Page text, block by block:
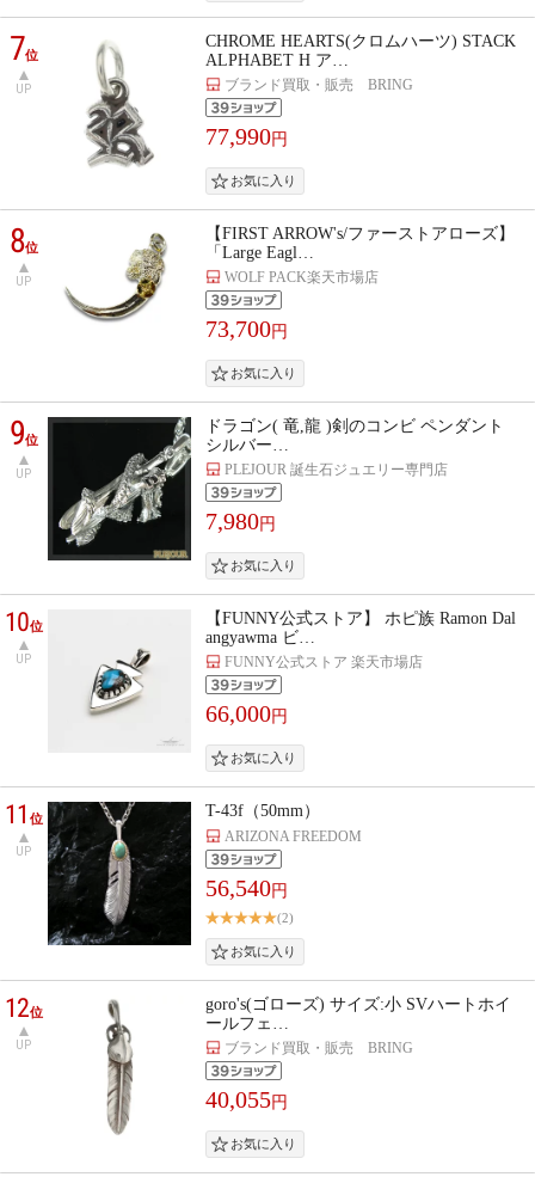
7位
UP
CHROME HEARTS(クロムハーツ) STACK
ALPHABET H ア…
ブランド買取・販売 BRING
77,990円
8位
UP
【FIRST ARROW's/ファーストアローズ】
「Large Eagl…
WOLF PACK楽天市場店
73,700円
9位
UP
ドラゴン( 竜,龍 )剣のコンビ ペンダント
シルバー…
PLEJOUR 誕生石ジュエリー専門店
7,980円
10位
UP
【FUNNY公式ストア】 ホピ族 Ramon Dal
angyawma ビ…
FUNNY公式ストア 楽天市場店
66,000円
11位
UP
T-43f（50mm）
ARIZONA FREEDOM
56,540円
(2)
12位
UP
goro's(ゴローズ) サイズ:小 SVハートホイ
ールフェ…
ブランド買取・販売 BRING
40,055円